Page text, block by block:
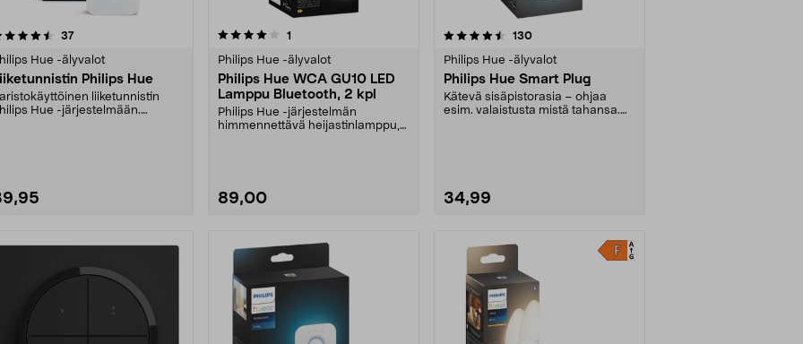
37arvostelut
Hue -älyvalot
Philips Hue
liiketunnistin
Hue -järjestelmään.
4.0 viidestä
1
Philips Hue -älyvalot
Philips Hue WCA GU10 LED
Lamppu Bluetooth, 2 kpl
Philips Hue -järjestelmän
himmennettävä heijastinlamppu,
89,00
4.5 viidestä
130arvostelut
Philips Hue -älyvalot
Philips Hue Smart Plug
Kätevä sisäpistorasia – ohjaa
esim. valaistusta mistä tahansa.
34,99